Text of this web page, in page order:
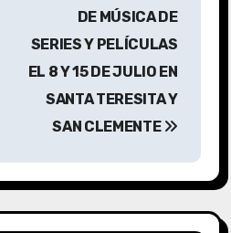
DE MÚSICA DE
SERIES Y PELÍCULAS
EL 8 Y 15 DE JULIO EN
SANTA TERESITA Y
SAN CLEMENTE